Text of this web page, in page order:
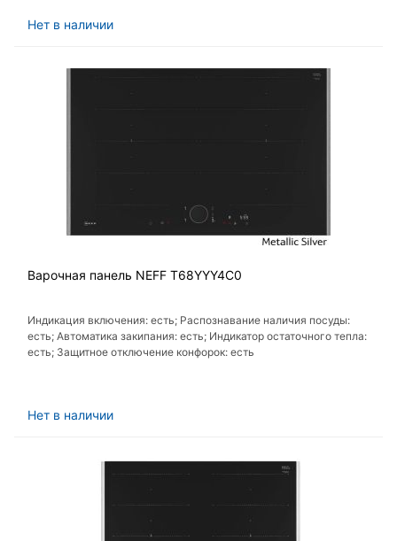
Нет в наличии
Варочная панель NEFF T68YYY4C0
Индикация включения: есть; Распознавание наличия посуды:
есть; Автоматика закипания: есть; Индикатор остаточного тепла:
есть; Защитное отключение конфорок: есть
Нет в наличии